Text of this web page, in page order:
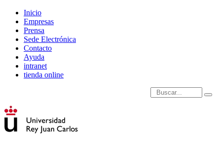
Inicio
Empresas
Prensa
Sede Electrónica
Contacto
Ayuda
intranet
tienda online
Introduce términos de